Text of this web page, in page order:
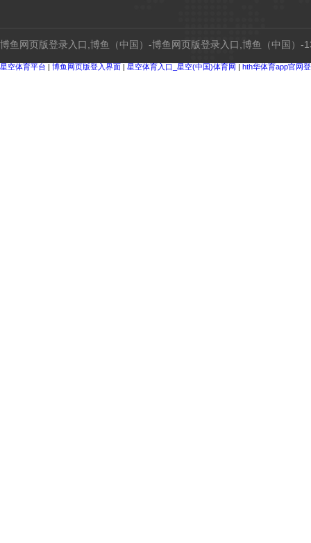
博鱼网页版登录入口,博鱼（中国）-博鱼网页版登录入口,博鱼（中国）-
星空体育平台 | 博鱼网页版登入界面 | 星空体育入口_星空(中国)体育网 | hth华体育app官网